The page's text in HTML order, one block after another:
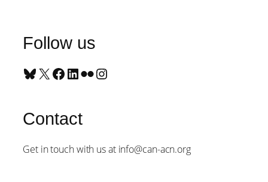
Follow us
Bluesky X Facebook LinkedIn Flickr Instagram
Contact
Get in touch with us at info@can-acn.org